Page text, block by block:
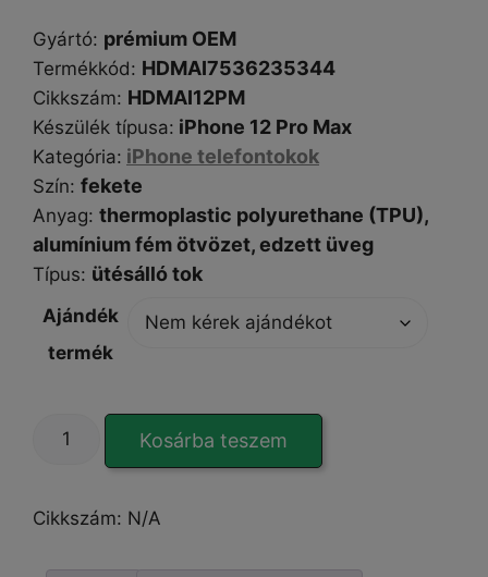
Gyártó: prémium OEM
Termékkód: HDMAI7536235344
Cikkszám: HDMAI12PM
Készülék típusa: iPhone 12 Pro Max
Kategória: iPhone telefontokok
Szín: fekete
Anyag: thermoplastic polyurethane (TPU),
alumínium fém ötvözet, edzett üveg
Típus: ütésálló tok
Ajándék
termék
Duty
Armor
Kosárba teszem
Cikkszám: N/A